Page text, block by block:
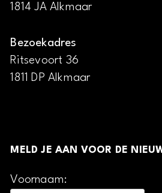
1814 JA Alkmaar
Bezoekadres
Ritsevoort 36
1811 DP Alkmaar
MELD JE AAN VOOR DE
Voornaam: